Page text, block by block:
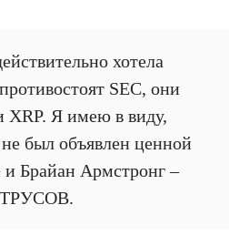
хотела
SEC, они
XRP. Я имею в виду,
был объявлен ценной
и Брайан Армстронг –